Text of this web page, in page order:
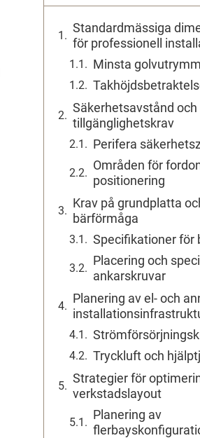
Standardmässiga
för professionell
Minsta
Säkerhetsavstånd och
tillgänglighetskrav
Perifera
Områden för
positionering
Krav på grundplatta
bärförmåga
Specifikationer för
Placering och
ankarskruvar
Planering av el- och
Tryckluft och
Strategier för
verkstadslayout
Planering av